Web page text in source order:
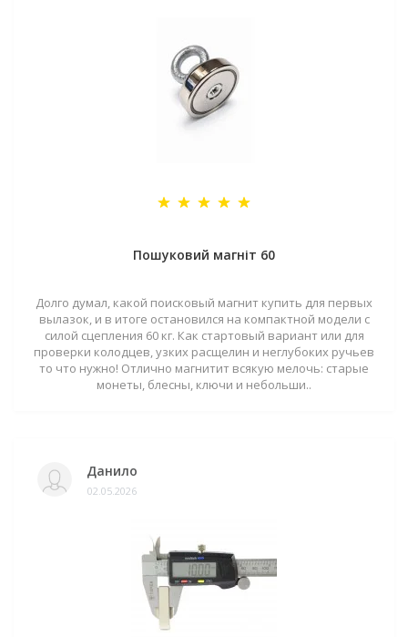
Пошуковий магніт 60
Долго думал, какой поисковый магнит купить для первых
вылазок, и в итоге остановился на компактной модели с
силой сцепления 60 кг. Как стартовый вариант или для
проверки колодцев, узких расщелин и неглубоких ручьев
то что нужно! Отлично магнитит всякую мелочь: старые
монеты, блесны, ключи и небольши..
Данило
02.05.2026